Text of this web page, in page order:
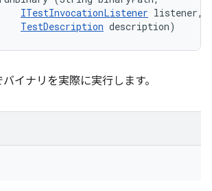
ITestInvocationListener listener,
TestDescription description)
イナリを実際に実行します。